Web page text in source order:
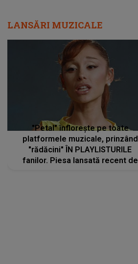
LANSĂRI MUZICALE
"Petal" înflorește pe toate
platformele muzicale, prinzând
"rădăcini" ÎN PLAYLISTURILE
fanilor. Piesa lansată recent de